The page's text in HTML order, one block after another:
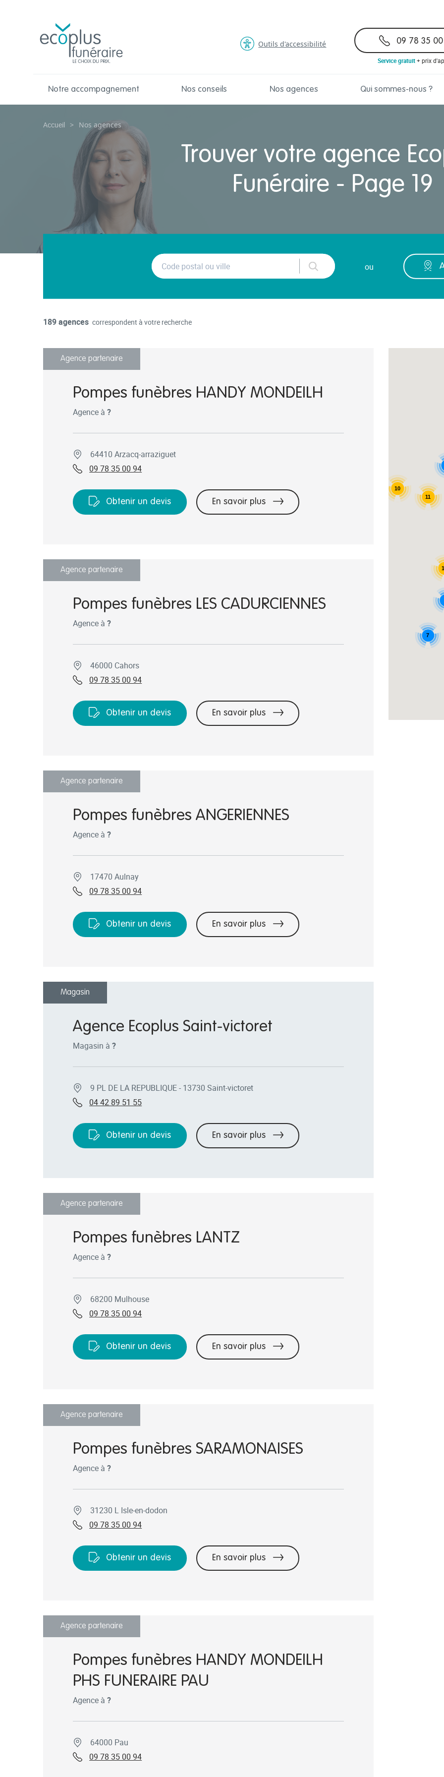
Outils d'accessibilité 09 78 35
Service gratuit+ prix
Notre accompagnement Nos conseils Nos agences Qui sommes-nous ?
Trouver votre agence
Funéraire - Page 19
ou
189 agences correspondent à votre recherche
Agence partenaire
Pompes funèbres HANDY MONDEILH
Agence à ?
64410 Arzacq-arraziguet
09 78 35 00 94
Obtenir un devis En savoir plus
Agence partenaire
Pompes funèbres LES CADURCIENNES
Agence à ?
46000 Cahors
09 78 35 00 94
Obtenir un devis En savoir plus
Agence partenaire
Pompes funèbres ANGERIENNES
Agence à ?
17470 Aulnay
09 78 35 00 94
Obtenir un devis En savoir plus
Magasin
Agence Ecoplus Saint-victoret
Magasin à ?
9 PL DE LA REPUBLIQUE - 13730 Saint-victoret
04 42 89 51 55
Obtenir un devis En savoir plus
Agence partenaire
Pompes funèbres LANTZ
Agence à ?
68200 Mulhouse
09 78 35 00 94
Obtenir un devis En savoir plus
Agence partenaire
Pompes funèbres SARAMONAISES
Agence à ?
31230 L Isle-en-dodon
09 78 35 00 94
Obtenir un devis En savoir plus
Agence partenaire
Pompes funèbres HANDY MONDEILH
PHS FUNERAIRE PAU
Agence à ?
64000 Pau
09 78 35 00 94
11
7
10
Accueil > Nos agences